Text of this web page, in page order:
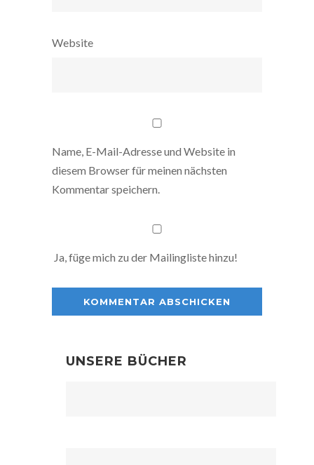
Website
Name, E-Mail-Adresse und Website in
diesem Browser für meinen nächsten
Kommentar speichern.
Ja, füge mich zu der Mailingliste hinzu!
UNSERE BÜCHER